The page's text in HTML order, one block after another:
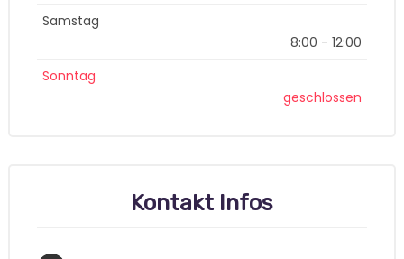
Samstag
8:00 - 12:00
Sonntag
geschlossen
Kontakt Infos